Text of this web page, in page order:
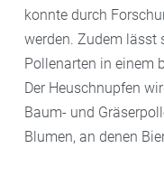
konnte durch
werden. Zudem lässt
Pollenarten in einem
Der Heuschnupfen
Baum- und
Blumen, an denen